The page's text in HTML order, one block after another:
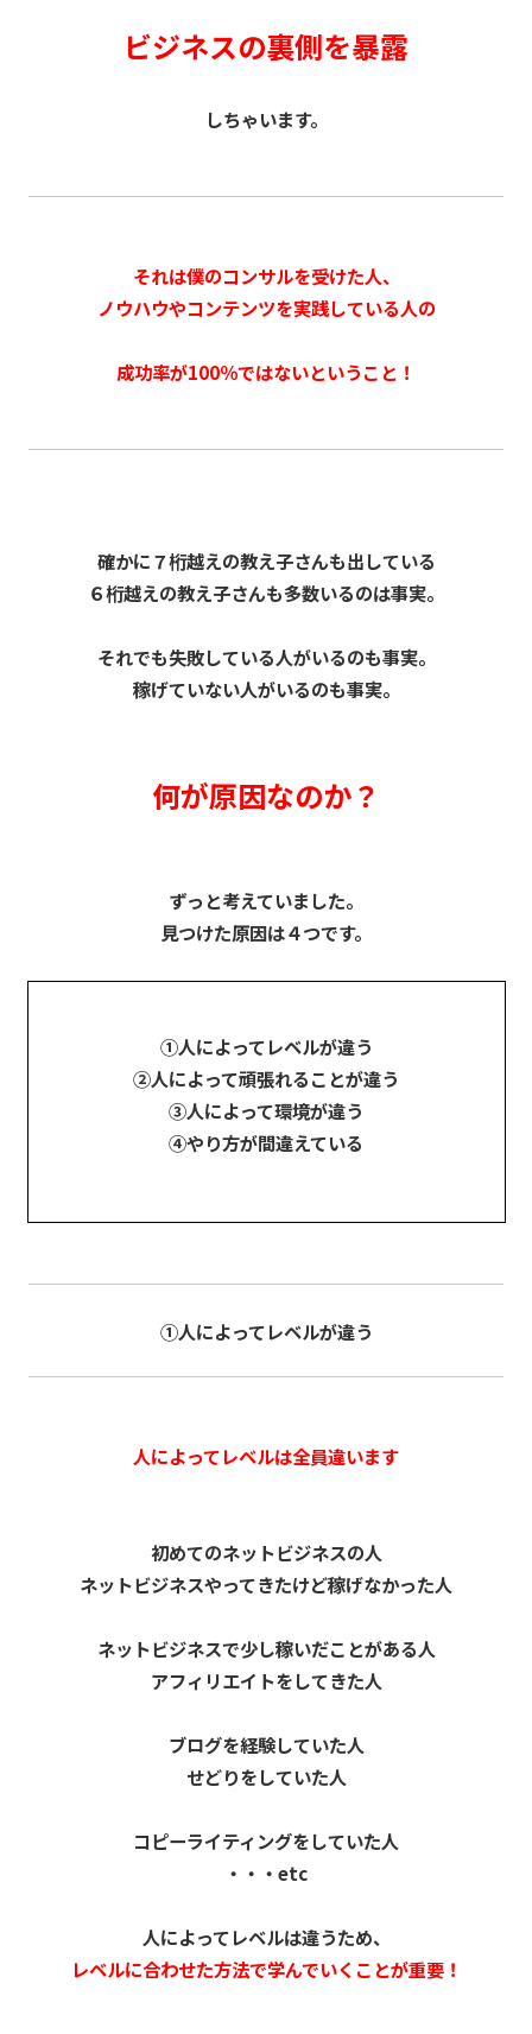
ビジネスの裏側を暴露
しちゃいます。
それは僕のコンサルを受けた人、
ノウハウやコンテンツを実践している人の
成功率が100％ではないということ！
確かに７桁越えの教え子さんも出している
６桁越えの教え子さんも多数いるのは事実。
それでも失敗している人がいるのも事実。
稼げていない人がいるのも事実。
何が原因なのか？
ずっと考えていました。
見つけた原因は４つです。
①人によってレベルが違う
②人によって頑張れることが違う
③人によって環境が違う
④やり方が間違えている
①人によってレベルが違う
人によってレベルは全員違います
初めてのネットビジネスの人
ネットビジネスやってきたけど稼げなかった人
ネットビジネスで少し稼いだことがある人
アフィリエイトをしてきた人
ブログを経験していた人
せどりをしていた人
コピーライティングをしていた人
・・・etc
人によってレベルは違うため、
レベルに合わせた方法で学んでいくことが重要！